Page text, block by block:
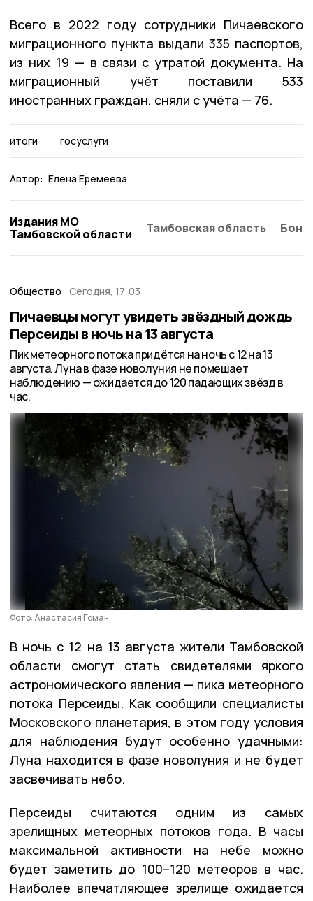
Всего в 2022 году сотрудники Пичаевского
миграционного пункта выдали 335 паспортов,
из них 19 — в связи с утратой документа. На
миграционный учёт поставили 533
иностранных граждан, сняли с учёта — 76.
итоги госуслуги
Автор: Елена Еремеева
Издания МО
Тамбовской области
Тамбовская область
Общество Сегодня, 17:03
Пичаевцы могут увидеть звёздный дождь
Персеиды в ночь на 13 августа
Пик метеорного потока придётся на ночь с 12 на 13
августа. Луна в фазе новолуния не помешает
наблюдению — ожидается до 120 падающих звёзд в
час.
Фото: Анастасия Гоман
В ночь с 12 на 13 августа жители Тамбовской
области смогут стать свидетелями яркого
астрономического явления — пика метеорного
потока Персеиды. Как сообщили специалисты
Московского планетария, в этом году условия
для наблюдения будут особенно удачными:
Луна находится в фазе новолуния и не будет
засвечивать небо.
Персеиды считаются одним из самых
зрелищных метеорных потоков года. В часы
максимальной активности на небе можно
будет заметить до 100–120 метеоров в час.
Наиболее впечатляющее зрелище ожидается